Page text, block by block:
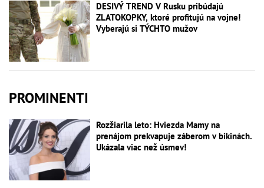
DESIVÝ TREND V Rusku pribúdajú
ZLATOKOPKY, ktoré profitujú na vojne!
Vyberajú si TÝCHTO mužov
PROMINENTI
Rozžiarila leto: Hviezda Mamy na
prenájom prekvapuje záberom v bikinách.
Ukázala viac než úsmev!